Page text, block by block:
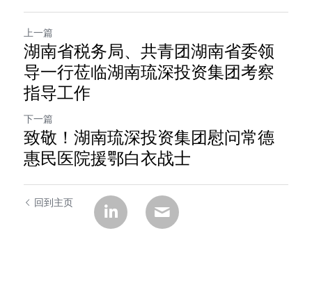
上一篇
湖南省税务局、共青团湖南省委领
导一行莅临湖南琉深投资集团考察
指导工作
下一篇
致敬！湖南琉深投资集团慰问常德
惠民医院援鄂白衣战士
回到主页